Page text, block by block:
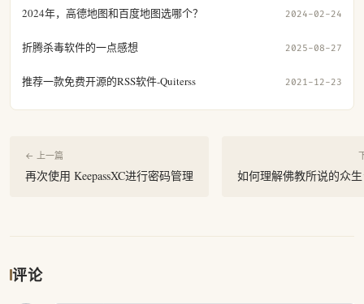
2024年，高德地图和百度地图选哪个？ 2024-02-24
折腾杀毒软件的一点感想 2025-08-27
推荐一款免费开源的RSS软件-Quiterss 2021-12-23
← 上一篇
再次使用 KeepassXC进行密码管理 如何理解佛教所说的众
评论